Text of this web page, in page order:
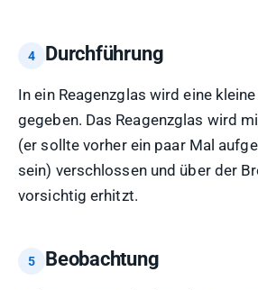
Durchführung
In ein Reagenzglas wird eine
gegeben. Das Reagenzglas wird
(er sollte vorher ein paar Mal
sein) verschlossen und über der
vorsichtig erhitzt.
Beobachtung